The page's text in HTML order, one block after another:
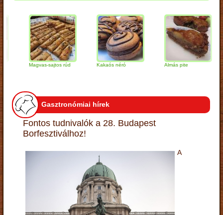
Magvas-sajtos rúd Kakaós néró Almás pite
Gasztronómiai hírek
Fontos tudnivalók a 28. Budapest
Borfesztiválhoz!
A